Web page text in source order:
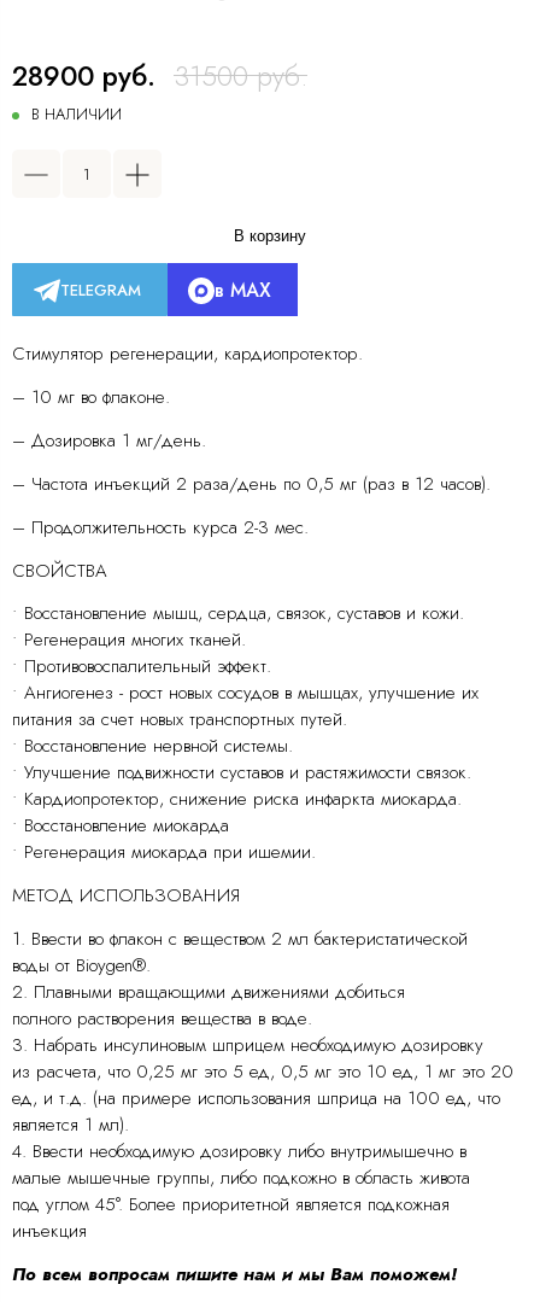
28900 руб. 31500 руб.
В НАЛИЧИИ
В корзину
TELEGRAM в MAX
Стимулятор регенерации, кардиопротектор.
– 10 мг во флаконе.
– Дозировка 1 мг/день.
– Частота инъекций 2 раза/день по 0,5 мг (раз в 12 часов).
– Продолжительность курса 2-3 мес.
СВОЙСТВА
• Восстановление мышц, сердца, связок, суставов и кожи.
• Регенерация многих тканей.
• Противовоспалительный эффект.
• Ангиогенез - рост новых сосудов в мышцах, улучшение их
питания за счет новых транспортных путей.
• Восстановление нервной системы.
• Улучшение подвижности суставов и растяжимости связок.
• Кардиопротектор, снижение риска инфаркта миокарда.
• Восстановление миокарда
• Регенерация миокарда при ишемии.
МЕТОД ИСПОЛЬЗОВАНИЯ
1. Ввести во флакон с веществом 2 мл бактеристатической
воды от Bioygen®.
2. Плавными вращающими движениями добиться
полного растворения вещества в воде.
3. Набрать инсулиновым шприцем необходимую дозировку
из расчета, что 0,25 мг это 5 ед, 0,5 мг это 10 ед, 1 мг это 20
ед, и т.д. (на примере использования шприца на 100 ед, что
является 1 мл).
4. Ввести необходимую дозировку либо внутримышечно в
малые мышечные группы, либо подкожно в область живота
под углом 45°. Более приоритетной является подкожная
инъекция
По всем вопросам пишите нам и мы Вам поможем!